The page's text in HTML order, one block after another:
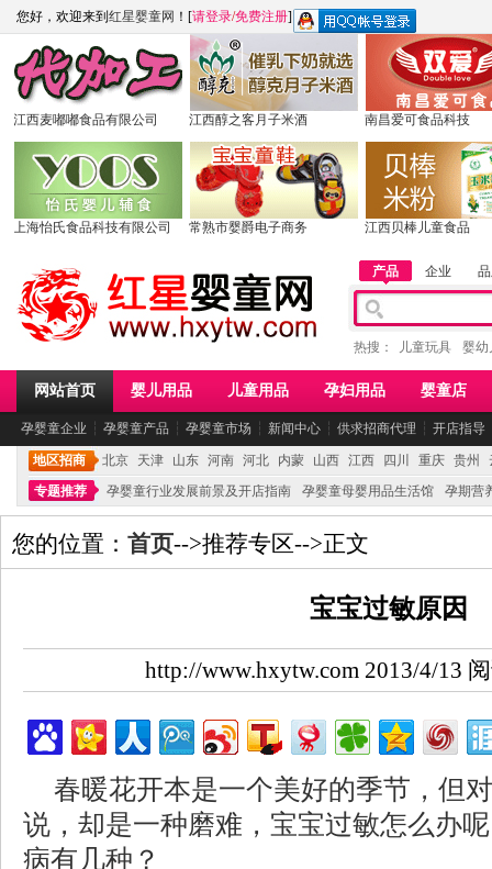
您好，欢迎来到 红星婴童网 ！[请登录/免费注册]
江西麦嘟嘟食品有限公司 江西醇之客月子米酒 南昌爱可食品科技
上海怡氏食品科技有限公司 常熟市婴爵电子商务 江西贝棒儿童食品
产品 企业
热搜： 儿童玩具 婴幼
网站首页 婴儿用品 儿童用品 孕妇用品 婴童店
孕婴童企业 ┆ 孕婴童产品 ┆ 孕婴童市场 ┆ 新闻中心 ┆ 供求招商代理 ┆ 开店指导
地区招商 北京 天津 山东 河南 河北 内蒙 山西 江西 四川 重庆 贵州
专题推荐
孕婴童行业发展前景及开店指南 孕婴童母婴用品生活馆 孕期营
您的位置： 首页-->推荐专区-->正文
宝宝过敏原因
http://www.hxytw.com 2013/4/13
春暖花开本是一个美好的季节，但
说，却是一种磨难，宝宝过敏怎么办
病有几种？